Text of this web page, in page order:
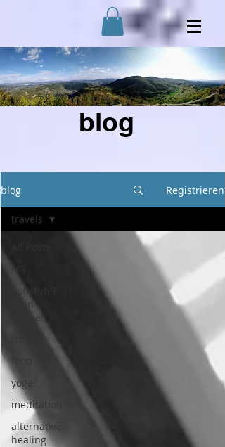
blog
blog Registrieren
MS
Rollstuhl?
Nein
Danke!
food
yoga
meditation
alternative
healing
travels